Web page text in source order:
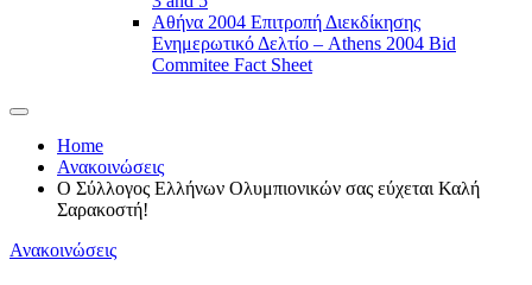
Αθήνα 2004 Επιτροπή Διεκδίκησης
Ενημερωτικό Δελτίο – Athens 2004 Bid
Commitee Fact Sheet
Home
Ανακοινώσεις
Ο Σύλλογος Ελλήνων Ολυμπιονικών σας εύχεται Καλή
Σαρακοστή!
Ανακοινώσεις